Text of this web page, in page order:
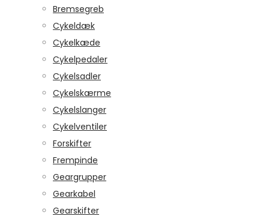
Bremsegreb
Cykeldæk
Cykelkæde
Cykelpedaler
Cykelsadler
Cykelskærme
Cykelslanger
Cykelventiler
Forskifter
Frempinde
Geargrupper
Gearkabel
Gearskifter